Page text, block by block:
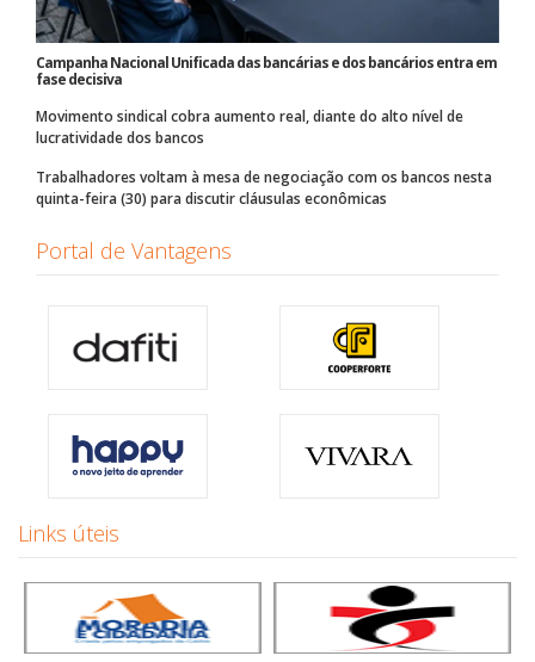
Campanha Nacional Unificada das bancárias e dos bancários entra em
fase decisiva
Movimento sindical cobra aumento real, diante do alto nível de
lucratividade dos bancos
Trabalhadores voltam à mesa de negociação com os bancos nesta
quinta-feira (30) para discutir cláusulas econômicas
Portal de Vantagens
Links úteis